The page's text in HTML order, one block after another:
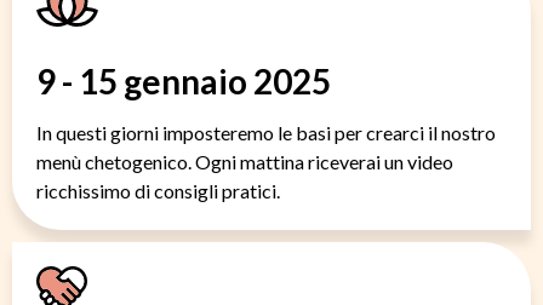
9 - 15 gennaio 2025
In questi giorni imposteremo le basi per crearci il nostro
menù chetogenico. Ogni mattina riceverai un video
ricchissimo di consigli pratici.